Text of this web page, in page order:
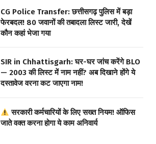
CG Police Transfer: छत्तीसगढ़ पुलिस में बड़ा
फेरबदल! 80 जवानों की तबादला लिस्ट जारी, देखें
कौन कहां भेजा गया
SIR in Chhattisgarh: घर-घर जांच करेंगे BLO
— 2003 की लिस्ट में नाम नहीं? अब दिखाने होंगे ये
दस्तावेज वरना कट जाएगा नाम!
सरकारी कर्मचारियों के लिए सख्त नियम! ऑफिस
जाते वक्त करना होगा ये काम अनिवार्य